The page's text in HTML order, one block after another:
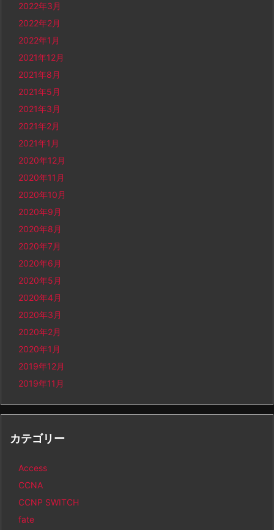
2022年3月
2022年2月
2022年1月
2021年12月
2021年8月
2021年5月
2021年3月
2021年2月
2021年1月
2020年12月
2020年11月
2020年10月
2020年9月
2020年8月
2020年7月
2020年6月
2020年5月
2020年4月
2020年3月
2020年2月
2020年1月
2019年12月
2019年11月
カテゴリー
Access
CCNA
CCNP SWITCH
fate